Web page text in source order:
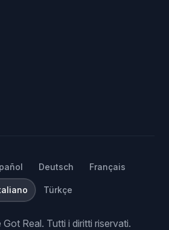
Deutsch Français
Türkçe
Got Real. Tutti i diritti riservati.